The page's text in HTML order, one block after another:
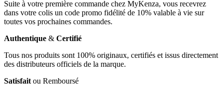
Suite à votre première commande chez MyKenza, vous recevrez
dans votre colis un code promo fidélité de 10% valable à vie sur
toutes vos prochaines commandes.
Authentique & Certifié
Tous nos produits sont 100% originaux, certifiés et issus directement
des distributeurs officiels de la marque.
Satisfait ou Remboursé